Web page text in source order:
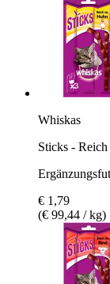
Whiskas
Sticks -
€ 1,79
(€ 99,44 / kg)